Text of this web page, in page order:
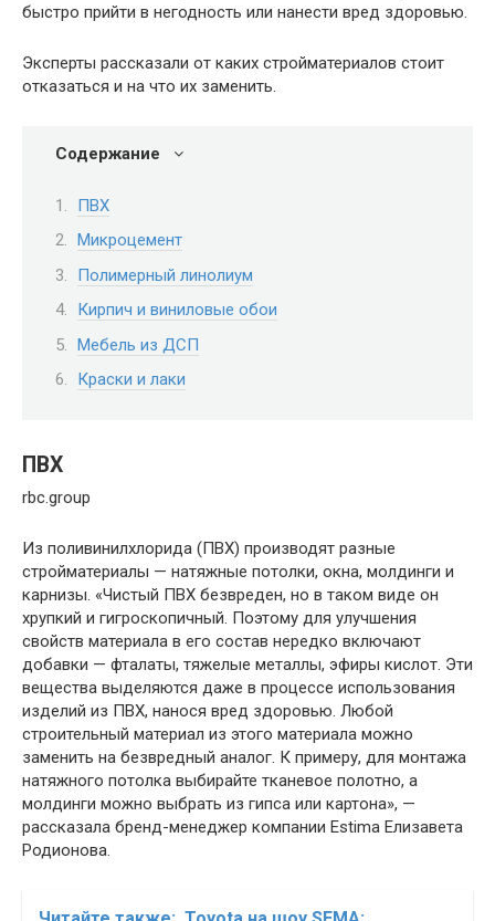
быстро прийти в негодность или нанести вред здоровью.
Эксперты рассказали от каких стройматериалов стоит
отказаться и на что их заменить.
Содержание
ПВХ
Микроцемент
Полимерный линолиум
Кирпич и виниловые обои
Мебель из ДСП
Краски и лаки
ПВХ
rbc.group
Из поливинилхлорида (ПВХ) производят разные
стройматериалы — натяжные потолки, окна, молдинги и
карнизы. «Чистый ПВХ безвреден, но в таком виде он
хрупкий и гигроскопичный. Поэтому для улучшения
свойств материала в его состав нередко включают
добавки — фталаты, тяжелые металлы, эфиры кислот. Эти
вещества выделяются даже в процессе использования
изделий из ПВХ, нанося вред здоровью. Любой
строительный материал из этого материала можно
заменить на безвредный аналог. К примеру, для монтажа
натяжного потолка выбирайте тканевое полотно, а
молдинги можно выбрать из гипса или картона», —
рассказала бренд-менеджер компании Estima Елизавета
Родионова.